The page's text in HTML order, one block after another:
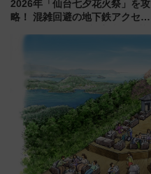
2026年「仙台七夕花火祭」を攻
略！ 混雑回避の地下鉄アクセス